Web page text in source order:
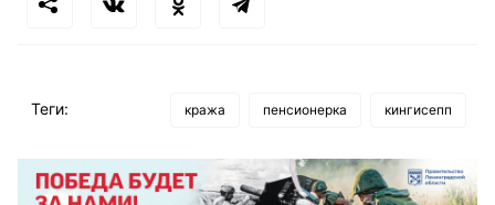
Теги: кража пенсионерка кингисепп